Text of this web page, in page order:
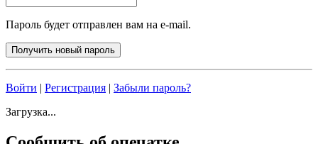
Пароль будет отправлен вам на e-mail.
Войти | Регистрация | Забыли пароль?
Загрузка...